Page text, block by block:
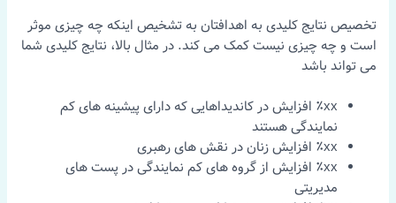
تخصیص نتایج کلیدی به اهدافتان به تشخیص اینکه چه چیزی موثر
است و چه چیزی نیست کمک می کند. در مثال بالا، نتایج کلیدی شما
می تواند باشد
xx٪ افزایش در کاندیداهایی که دارای پیشینه های کم
نمایندگی هستند
xx٪ افزایش زنان در نقش های رهبری
xx٪ افزایش از گروه های کم نمایندگی در پست های
مدیریتی